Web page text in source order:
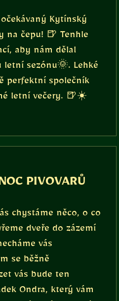
Kytínský
na čepu! 🍺 Tenhle
aby nám dělal
letní sezónu🌞. Lehké
perfektní společník
letní večery. 🍺☀️
PIVOVARŮ
chystáme něco, o co
dveře do zázemí
vás
se běžně
vás bude ten
Ondra, který vám